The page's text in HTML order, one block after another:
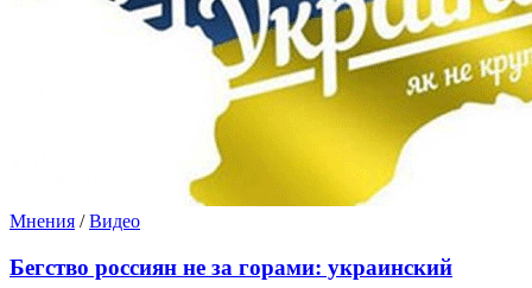
Мнения /Видео
Бегство россиян не за горами: украинский